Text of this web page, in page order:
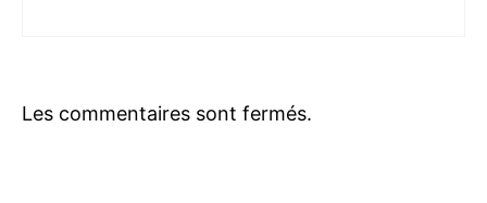
Les commentaires sont fermés.